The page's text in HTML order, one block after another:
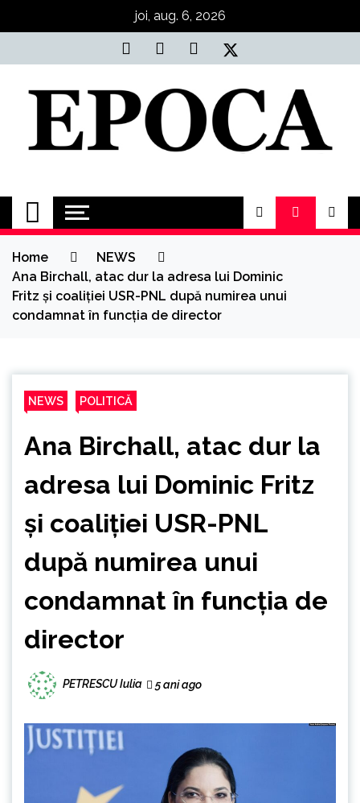
joi, aug. 6, 2026
Epoca
Cele mai noi știri online din România
Home
NEWS
Ana Birchall, atac dur la adresa lui Dominic
Fritz și coaliției USR-PNL după numirea unui
condamnat în funcția de director
NEWS POLITICĂ
Ana Birchall, atac dur la
adresa lui Dominic Fritz
și coaliției USR-PNL
după numirea unui
condamnat în funcția de
director
PETRESCU Iulia 5 ani ago